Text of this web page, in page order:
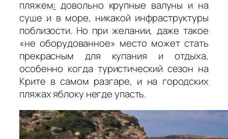
пляжем: довольно крупные валуны и на
суше и в море, никакой инфраструктуры
поблизости. Но при желании, даже такое
«не оборудованное» место может стать
прекрасным для купания и отдыха,
особенно когда туристический сезон на
Крите в самом разгаре, и на городских
пляжах яблоку негде упасть.